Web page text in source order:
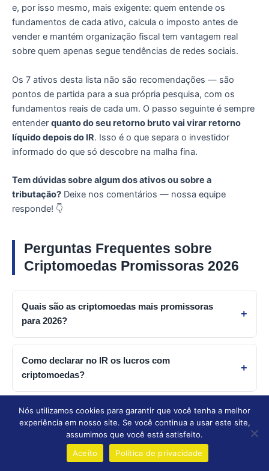
e, por isso mesmo, mais exigente: quem entende os
fundamentos de cada ativo, calcula o imposto antes de
vender e mantém organização fiscal tem vantagem real
sobre quem apenas segue tendências de redes sociais.
Os 7 ativos desta lista não são recomendações — são
pontos de partida para a sua própria pesquisa, com os
fundamentos reais de cada um. O passo seguinte é sempre
entender quanto do seu retorno bruto vai virar retorno
líquido depois do IR. Isso é o que separa o investidor
informado do que só descobre na malha fina.
Tem dúvidas sobre algum dos ativos ou sobre a
tributação? Deixe nos comentários — nossa equipe
responde! 👇
Perguntas Frequentes sobre
Criptomoedas Promissoras 2026
Quais são as criptomoedas mais promissoras
para 2026?
Como declarar no IR os lucros com
criptomoedas?
Vale a pena investir em criptomoedas em 2026?
Qual a diferença entre Bitcoin e altcoins como
Nós utilizamos cookies para garantir que você tenha a melhor
experiência em nosso site. Se você continua a usar este site,
assumimos que você está satisfeito.
Aceito
Política de privacidade